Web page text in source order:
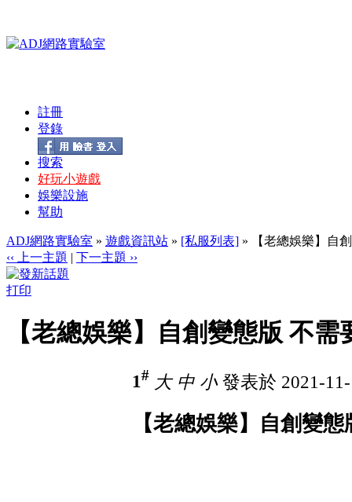
註冊
登錄
搜索
好玩小遊戲
娛樂設施
幫助
ADJ網路實驗室 » 遊戲資訊站 » [私服列表] » 【老總娛樂】自
‹‹ 上一主題 | 下一主題 ››
打印
【老總娛樂】自創變態版 不需
1# 大 中 小發表於 2021-
【老總娛樂】自創變